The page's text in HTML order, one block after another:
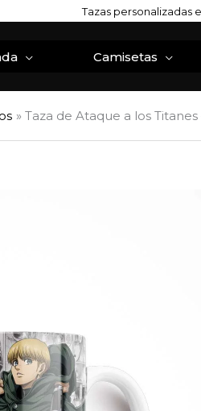
Tazas personalizadas
Camisetas
Taza de Ataque a los